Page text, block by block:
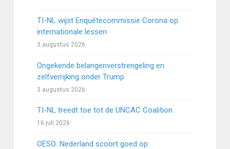
TI-NL wijst Enquêtecommissie Corona op
internationale lessen
3 augustus 2026
Ongekende belangenverstrengeling en
zelfverrijking onder Trump
3 augustus 2026
TI-NL treedt toe tot de UNCAC Coalition
16 juli 2026
OESO: Nederland scoort goed op